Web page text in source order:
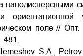
нанодисперсными
поле //
S.A.,